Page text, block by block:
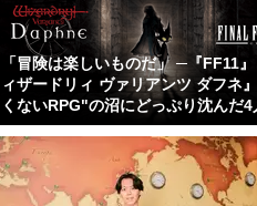
「冒険は楽しいものだ」 ─『FF11
ィザードリィ ヴァリアンツ ダフネ
くないRPG"の沼にどっぷり沈んだ4